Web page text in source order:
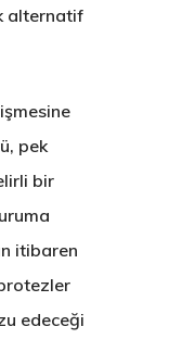
alternatif
pek
bir
itibaren
edeceği